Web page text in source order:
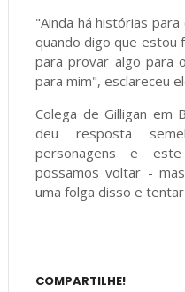
"Ainda há histórias
quando digo que estou
para provar algo para
para mim", esclareceu
Colega de Gilligan em
deu resposta
personagens e
possamos voltar -
uma folga disso e
COMPARTILHE!